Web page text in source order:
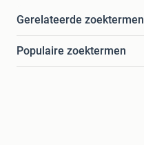
Gerelateerde zoektermen
Populaire zoektermen